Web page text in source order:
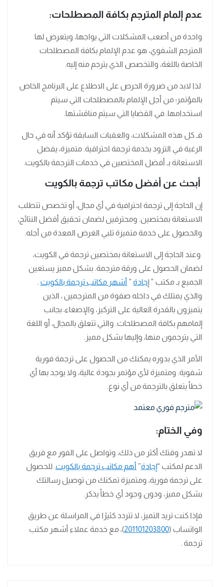
عدم إلمام المترجم بكافة المصطلحات:
واحدة من أصعب المشكلات التي يواجها، ويتعرض لها
المترجم الشفوي، هو عدم الإلمام بكافة المصطلحات
الخاصة باللغة، والتخصص الذي يترجم منه إليه.
لذا لابد من ضرورة الحرص على الاطلاع على البرنامج الخاص
بالمؤتمر؛ من أجل الإلمام بالمصطلحات التي سيتم
استخدامها. في القضايا التي سيتم مناقشتها.
فـ كل هذه المشكلات، والعقبات السابقة تؤكد أنه في حال
الرغبة في التزود بخدمة ترجمة احترافية. متميزة، يفضل
الاستعانة بـ أفضل المختصين في خدمات الترجمة بالكويت.
أبحث عن أفضل مكاتب ترجمة بالكويت
إن الحاجة إلى ترجمة احترافية في أي مجال، أو تخصص تتطلب
الاستعانة بمختصين. ومحترفين لضمان تحقيق أفضل النتائج،
والحصول على خدمة متميزة تلبي الغرض المعدة من أجله.
وعند الحاجة إلى الاستعانة بمختصين ترجمة في الكويت،
لضمان الحصول على ورقة مترجمة. بشكل مميز يستعين
الجميع بـ مكتب ” إجادة ” أشهر مكاتب ترجمة بالكويت .
والذي يمتلك في داخله صفوة من المترجمين ، الذين
يتميزون بالقدرة العالية على التركيز، والإصغاء، بجانب
إلمامهم بكافة المصطلحات. والتي تتعلق بالمجال، أو اللغة
التي يترجمون منها، وإليها بشكل مميز.
الأمر الذي بدوره يمكنك من الحصول على ترجمة فورية
شفوية. ومتميزة لأي مؤتمر بجودة عالية، ولا يوجد بها أي
خطأ يتعلق بالترجمة من أي نوع.
وفي الختام:
لا تهدر وقتك أكثر من ذلك، وتواصل على الفور مع فريق
الدعم لمكتب “إجادة” أهم مكاتب ترجمة بالكويت. للحصول
على ترجمة فورية، ومتميزة تمكنك من توصيل رسالتك
بشكل مميز، ودون وجود أي خطأ يذكر.
فإذا كنت تريد التميز، لا تتردد كثيرًا في المراسلة عن طريق
الواتساب (201101203800)، مع خدمة عملاء أشهر مكتب
ترجمة .